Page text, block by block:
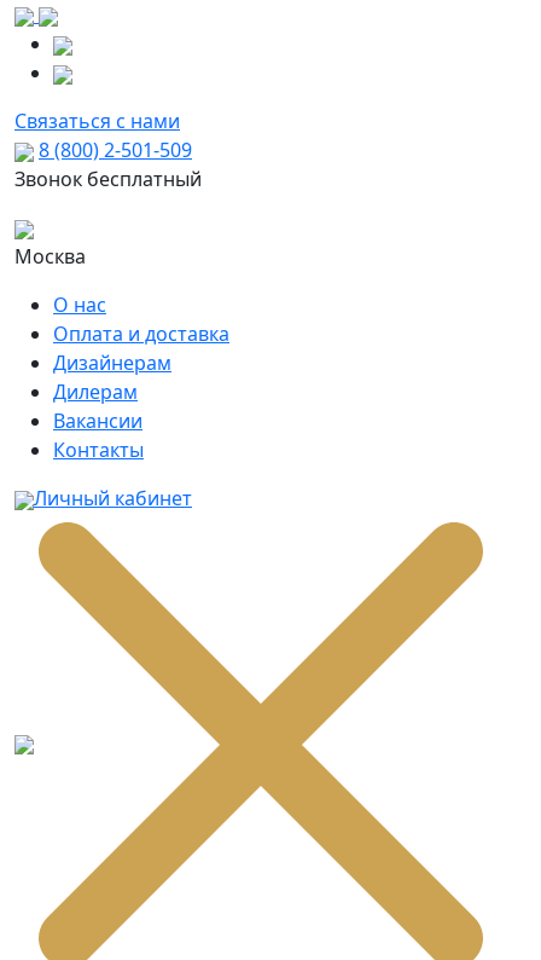
Связаться с нами
8 (800) 2-501-509
Звонок бесплатный
Москва
О нас
Оплата и доставка
Дизайнерам
Дилерам
Вакансии
Контакты
Личный кабинет